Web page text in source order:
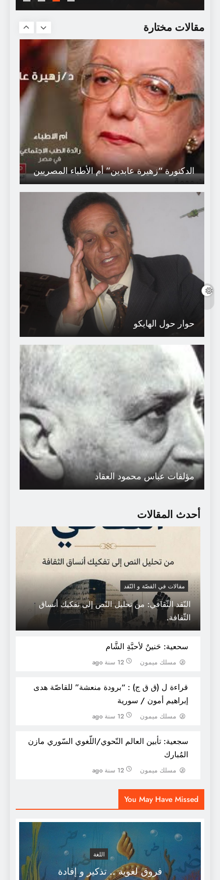
أحدث المقالات
مقالات في القصّة و النّقد
النّقد الثّقافي: من تحليل النّص إلى تفكيك أنساق
الثّقافة.
سحعية: حَنينٌ لأحبَّةِ الشَّام
مسلك ميمون 12 سنة ago
قراءة ل (ق ق ج) : “برودة منعشة” للقاصّة هدى
إبراهيم أمون / سورية
مسلك ميمون 12 سنة ago
سجعية: تأبين العالم النّحوي/اللّغوي السّوري مازن
المُبارك
مسلك ميمون 12 سنة ago
مقالات مختارة
الدكتورة “زهيرة عابدين” أم الأطباء المصريين
حوار حول الهايكو
مؤلفات عباس محمود العقاد
اسْمَعيها و لا تُبالي فالخَوفُ ألاَّ تَسْمعيها.
You May Have Missed
اللغة
فروق لغوية .. تذكير و إفادة